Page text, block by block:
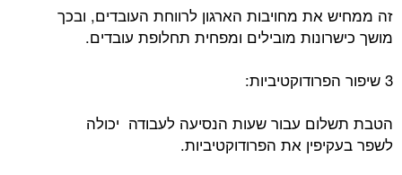
זה ממחיש את מחויבות הארגון לרווחת העובדים, ובכך
מושך כישרונות מובילים ומפחית תחלופת עובדים.
3 שיפור הפרודוקטיביות:
הטבת תשלום עבור שעות הנסיעה לעבודה יכולה
לשפר בעקיפין את הפרודוקטיביות.